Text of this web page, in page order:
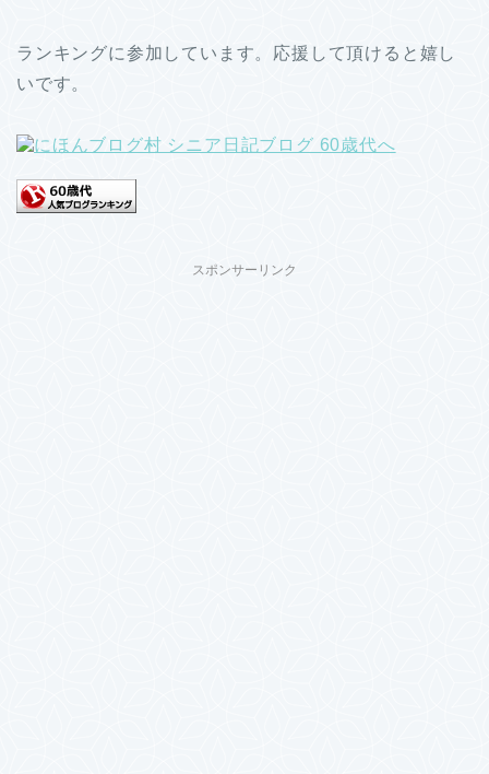
ランキングに参加しています。応援して頂けると嬉し
いです。
スポンサーリンク